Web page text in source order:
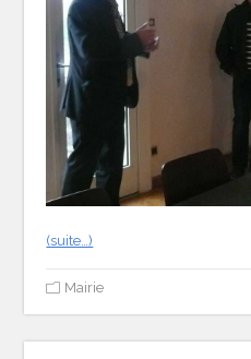
(suite…)
Mairie